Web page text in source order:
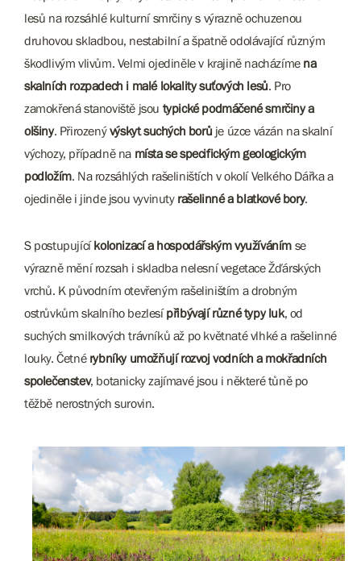
lesů na rozsáhlé kulturní smrčiny s výrazně ochuzenou
druhovou skladbou, nestabilní a špatně odolávající různým
škodlivým vlivům. Velmi ojediněle v krajině nacházíme na
skalních rozpadech i malé lokality suťových lesů . Pro
zamokřená stanoviště jsou typické podmáčené smrčiny a
olšiny. Přirozenývýskyt suchých borů je úzce vázán na skalní
výchozy, případně na místa se specifickým geologickým
podložím. Na rozsáhlých rašeliništích v okolí Velkého Dářka a
ojediněle i jinde jsou vyvinuty rašelinné a blatkové bory.
S postupujícíkolonizací a hospodářským využíváním se
výrazně mění rozsah i skladba nelesní vegetace Žďárských
vrchů. K původním otevřeným rašeliništím a drobným
ostrůvkům skalního bezlesípřibývají různé typy luk, od
suchých smilkových trávníků až po květnaté vlhké a rašelinné
louky. Četné rybníky umožňují rozvoj vodních a mokřadních
společenstev, botanicky zajímavé jsou i některé tůně po
těžbě nerostných surovin.